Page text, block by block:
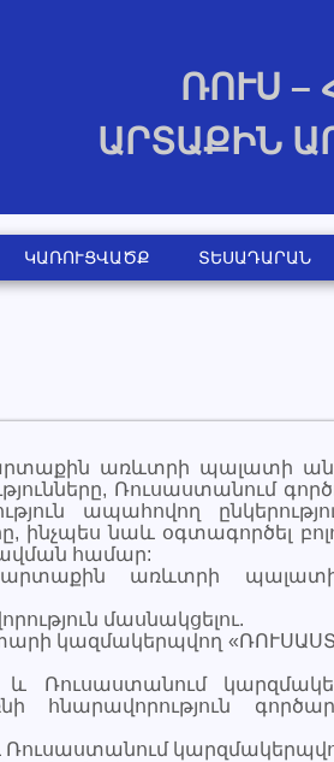
ՌՈՒՍ –
ԱՐՏԱՔԻՆ
ԿԱՌՈՒՑՎԱԾՔ ՏԵՍԱԴԱՐԱՆ
առևտրի պալատի
Ռուսաստանում
ապահովող
ինչպես նաև օգտագործել
համար:
արտաքին առևտրի
մասնակցելու.
տարի կազմակերպվող
Ռուսաստանում
հնարավորություն